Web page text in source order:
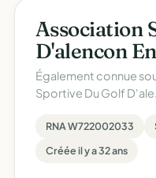
Association
D'alencon
Également connue
Sportive Du Golf
RNA W722002033
Créée il y a 32 ans